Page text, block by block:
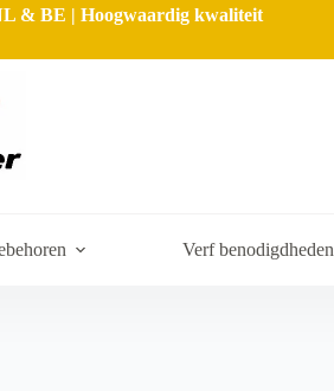
& BE | Hoogwaardig kwaliteit
Verf benodigdheden